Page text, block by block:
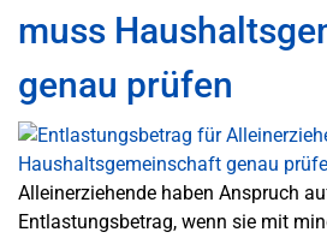
muss
genau prüfen
Alleinerziehende haben Anspruch
Entlastungsbetrag, wenn sie mit